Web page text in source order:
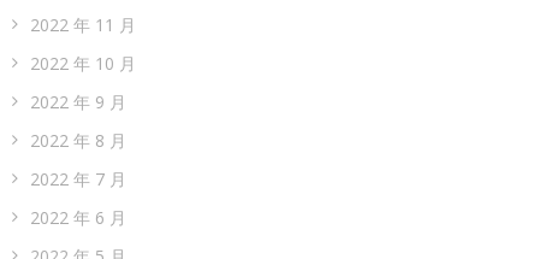
2022 年 11 月
2022 年 10 月
2022 年 9 月
2022 年 8 月
2022 年 7 月
2022 年 6 月